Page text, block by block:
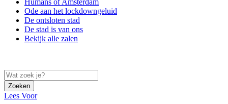
Humans of Amsterdam
Ode aan het lockdowngeluid
De ontsloten stad
De stad is van ons
Bekijk alle zalen
Zoeken
Lees Voor